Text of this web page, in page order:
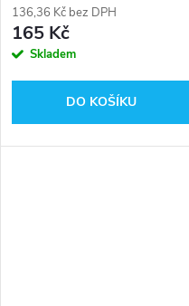
136,36 Kč bez DPH
165 Kč
Skladem
DO KOŠÍKU